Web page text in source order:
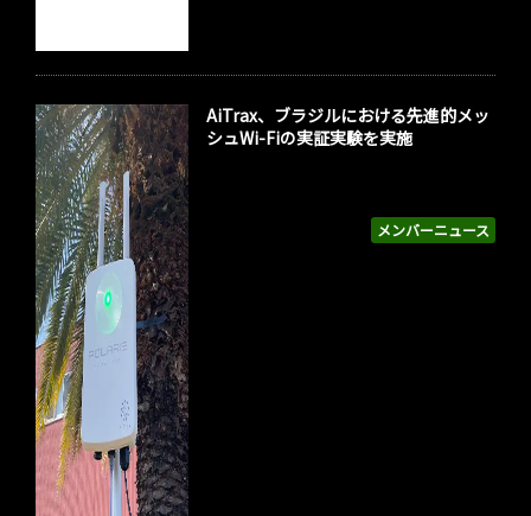
メンバーニュース
AiTrax、ブラジルにおける先進的メッ
シュWi-Fiの実証実験を実施